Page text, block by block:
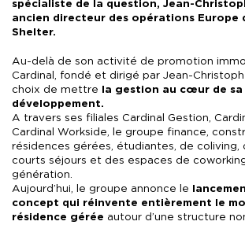
spécialiste de la question, Jean-
ancien directeur des opérations Europe
Shelter.
Au-delà de son activité de promotion
Cardinal, fondé et dirigé par Jean-
choix de mettre la gestion au cœur de
développement.
A travers ses filiales Cardinal Gestion,
Cardinal Workside, le groupe finance,
résidences gérées, étudiantes, de coliving,
courts séjours et des espaces de
génération.
Aujourd’hui, le groupe annonce le
concept qui réinvente entièrement le
résidence gérée autour d’une structure